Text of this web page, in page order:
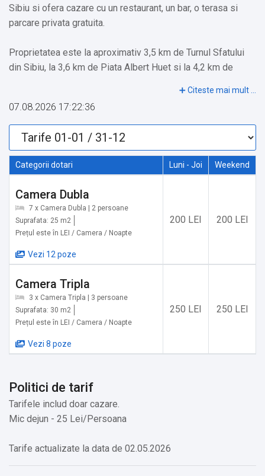
Sibiu si ofera cazare cu un restaurant, un bar, o terasa si
parcare privata gratuita.
Proprietatea este la aproximativ 3,5 km de Turnul Sfatului
din Sibiu, la 3,6 km de Piata Albert Huet si la 4,2 km de
receptie cu program non-stop si WiFi gratuit in intreaga
proprietate.
Toate unitatile de cazare de la pensiune includ zona de
relaxare, TV cu ecran plat si canale prin cablu si baie privata,
dotata cu papuci si dus. De asemenea, unitatile de cazare
dejun a la carte.
Obiective turistice în zonă:
Ce se afla in apropiere:
✔️ Resita Park - 1,1 km
✔️ Muzeul Locomotivelor cu Abur - 1,8 km
✔️ Parc Piata 1 Decembrie 1918 - 1,9 km
✔️ Parcul Policlinicii - 2,2 km
✔️ Parcul Tineretului - 2,3 km
✔️ Parcul Lira (CFR Triaj) - 2,3 km
✔️ Parcul Gheorghe Titeica - 2,4 km
✔️ Muzeul de Istorie a Farmaciei - 2,5 km
✔️ Parcul Terezian - 2,5 km
✔️ Cafenea/bar Redal Events - 1,1 km
07.08.2026 17:22:36
Categorii dotari Luni - Joi Weekend
Camera Dubla
7 x Camera Dubla | 2 persoane
Suprafata: 25 m2
Prețul este în LEI / Camera / Noapte
Vezi 12 poze
200 LEI 200 LEI
Camera Tripla
3 x Camera Tripla | 3 persoane
Suprafata: 30 m2
Prețul este în LEI / Camera / Noapte
Vezi 8 poze
250 LEI 250 LEI
Politici de tarif
Tarifele includ doar cazare.
Mic dejun - 25 Lei/Persoana
Tarife actualizate la data de 02.05.2026